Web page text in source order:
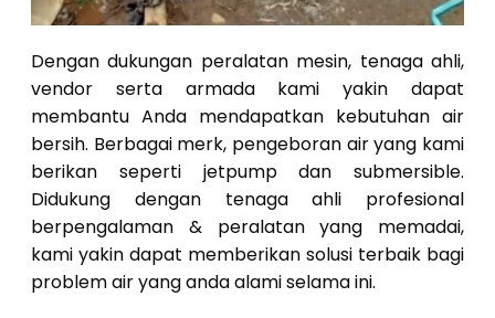
Dengan dukungan peralatan mesin, tenaga ahli,
vendor serta armada kami yakin dapat
membantu Anda mendapatkan kebutuhan air
bersih. Berbagai merk, pengeboran air yang kami
berikan seperti jetpump dan submersible.
Didukung dengan tenaga ahli profesional
berpengalaman & peralatan yang memadai,
kami yakin dapat memberikan solusi terbaik bagi
problem air yang anda alami selama ini.